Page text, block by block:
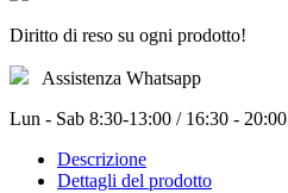
Diritto di reso su ogni prodotto!
Assistenza Whatsapp
Lun - Sab 8:30-13:00 / 16:30 - 20:00
Descrizione
Dettagli del prodotto